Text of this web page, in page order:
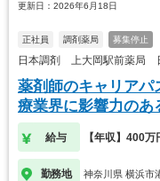
更新日：2026年6月18日
正社員 調剤薬局 募集停止
日本調剤 上大岡駅前薬局
薬剤師のキャリアパ
療業界に影響力のあ
給与 【年収】400
勤務地 神奈川県 横浜市